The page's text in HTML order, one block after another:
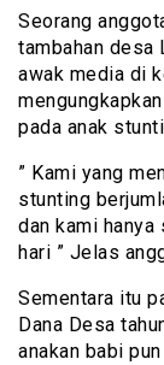
Seorang
tambahan desa
awak media di
pada anak
” Kami yang
stunting
dan kami
hari ” Jelas
Sementara itu
Dana Desa
anakan babi